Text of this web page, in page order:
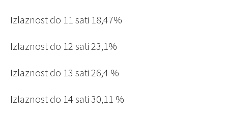
Izlaznost do 11 sati 18,47%
Izlaznost do 12 sati 23,1%
Izlaznost do 13 sati 26,4 %
Izlaznost do 14 sati 30,11 %